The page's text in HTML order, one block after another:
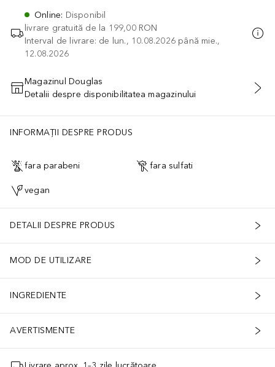
Online: Disponibil
livrare gratuită de la 199,00 RON
Interval de livrare: de lun., 10.08.2026 până mie.,
12.08.2026
ADĂUGAȚI ÎN COŞ
Magazinul Douglas
Detalii despre disponibilitatea magazinului
INFORMAȚII DESPRE PRODUS
fara parabeni fara sulfati
vegan
DETALII DESPRE PRODUS
MOD DE UTILIZARE
INGREDIENTE
AVERTISMENTE